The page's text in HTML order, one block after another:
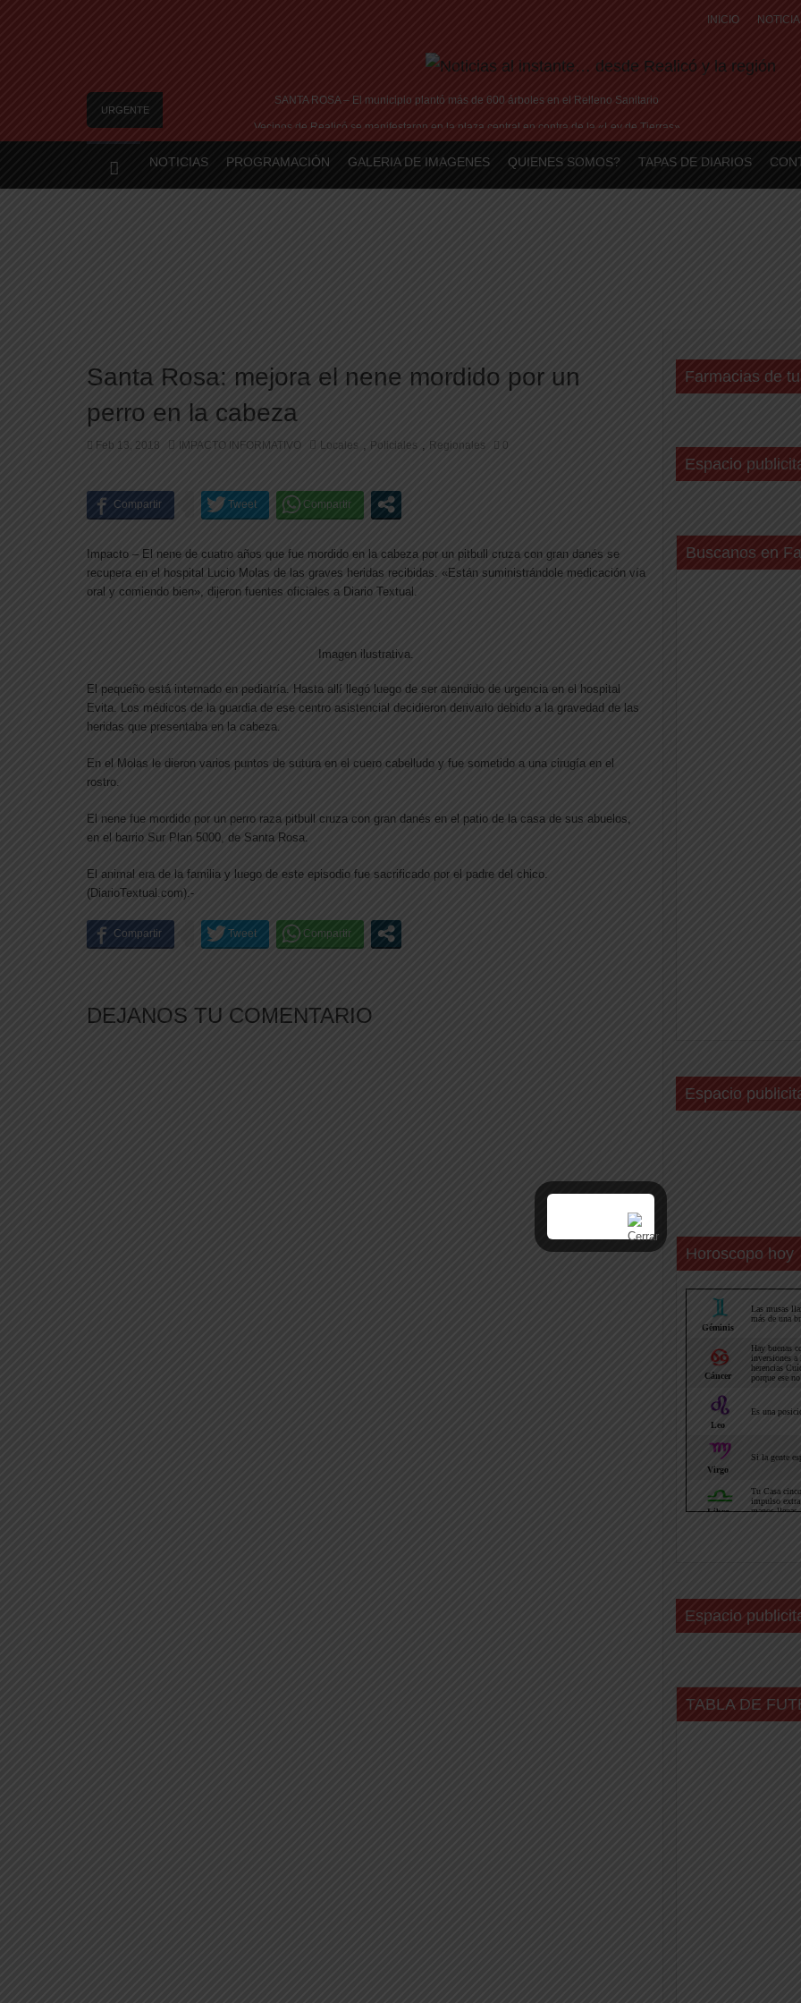
INICIO
URGENTE
SANTA ROSA – El municipio plantó más de 600 árboles en el Relleno Sanitario
Vecinos de Realicó se manifestaron en la plaza central en contra de la «Ley de Tierras»
River lo descartó y el pibe Jaime brilla en Peñarol de Montevideo: «¿Nos dieron a Messi?»
NOTICIAS PROGRAMACIÓN GALERIA DE IMAGENES QUIENES SOMOS? TAPAS DE DIARIOS
Santa Rosa: mejora el nene mordido por un
perro en la cabeza
Feb 13, 2018 IMPACTO INFORMATIVO Locales , Policiales , Regionales 0
Impacto – El nene de cuatro años que fue mordido en la cabeza por un pitbull cruza con gran danés se
recupera en el hospital Lucio Molas de las graves heridas recibidas. «Están suministrándole medicación vía
oral y comiendo bien», dijeron fuentes oficiales a Diario Textual.
Imagen ilustrativa.
El pequeño está internado en pediatría. Hasta allí llegó luego de ser atendido de urgencia en el hospital
Evita. Los médicos de la guardia de ese centro asistencial decidieron derivarlo debido a la gravedad de las
heridas que presentaba en la cabeza.
En el Molas le dieron varios puntos de sutura en el cuero cabelludo y fue sometido a una cirugía en el
rostro.
El nene fue mordido por un perro raza pitbull cruza con gran danés en el patio de la casa de sus abuelos,
en el barrio Sur Plan 5000, de Santa Rosa.
El animal era de la familia y luego de este episodio fue sacrificado por el padre del chico.
(DiarioTextual.com).-
DEJANOS TU COMENTARIO
Farmacias de
Espacio
Buscanos en
Espacio
Horoscopo hoy
Espacio
TABLA DE